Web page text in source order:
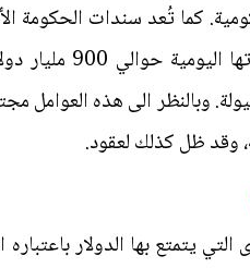
كما تُعد سندات الحكومة
يبلغ
وبالنظر الى هذه العوامل
وقد ظل كذلك لعقود.
التي يتمتع بها الدولار